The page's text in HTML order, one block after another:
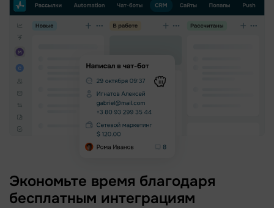
Экономьте время благодаря
бесплатным интеграциям